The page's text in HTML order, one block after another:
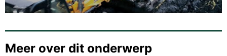
Meer over dit onderwerp